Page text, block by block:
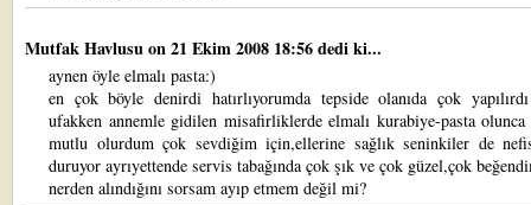
Mutfak Havlusuon 21 Ekim 2008 18:56 dedi ki...
aynen öyle elmalı pasta:)
en çok böyle denirdi hatırlıyorumda tepside olanıda çok
ufakken annemle gidilen misafirliklerde elmalı kurabiye-pasta
mutlu olurdum çok sevdiğim için,ellerine sağlık seninkiler de
duruyor ayrıyettende servis tabağında çok şık ve çok güzel,çok
nerden alındığını sorsam ayıp etmem değil mi?